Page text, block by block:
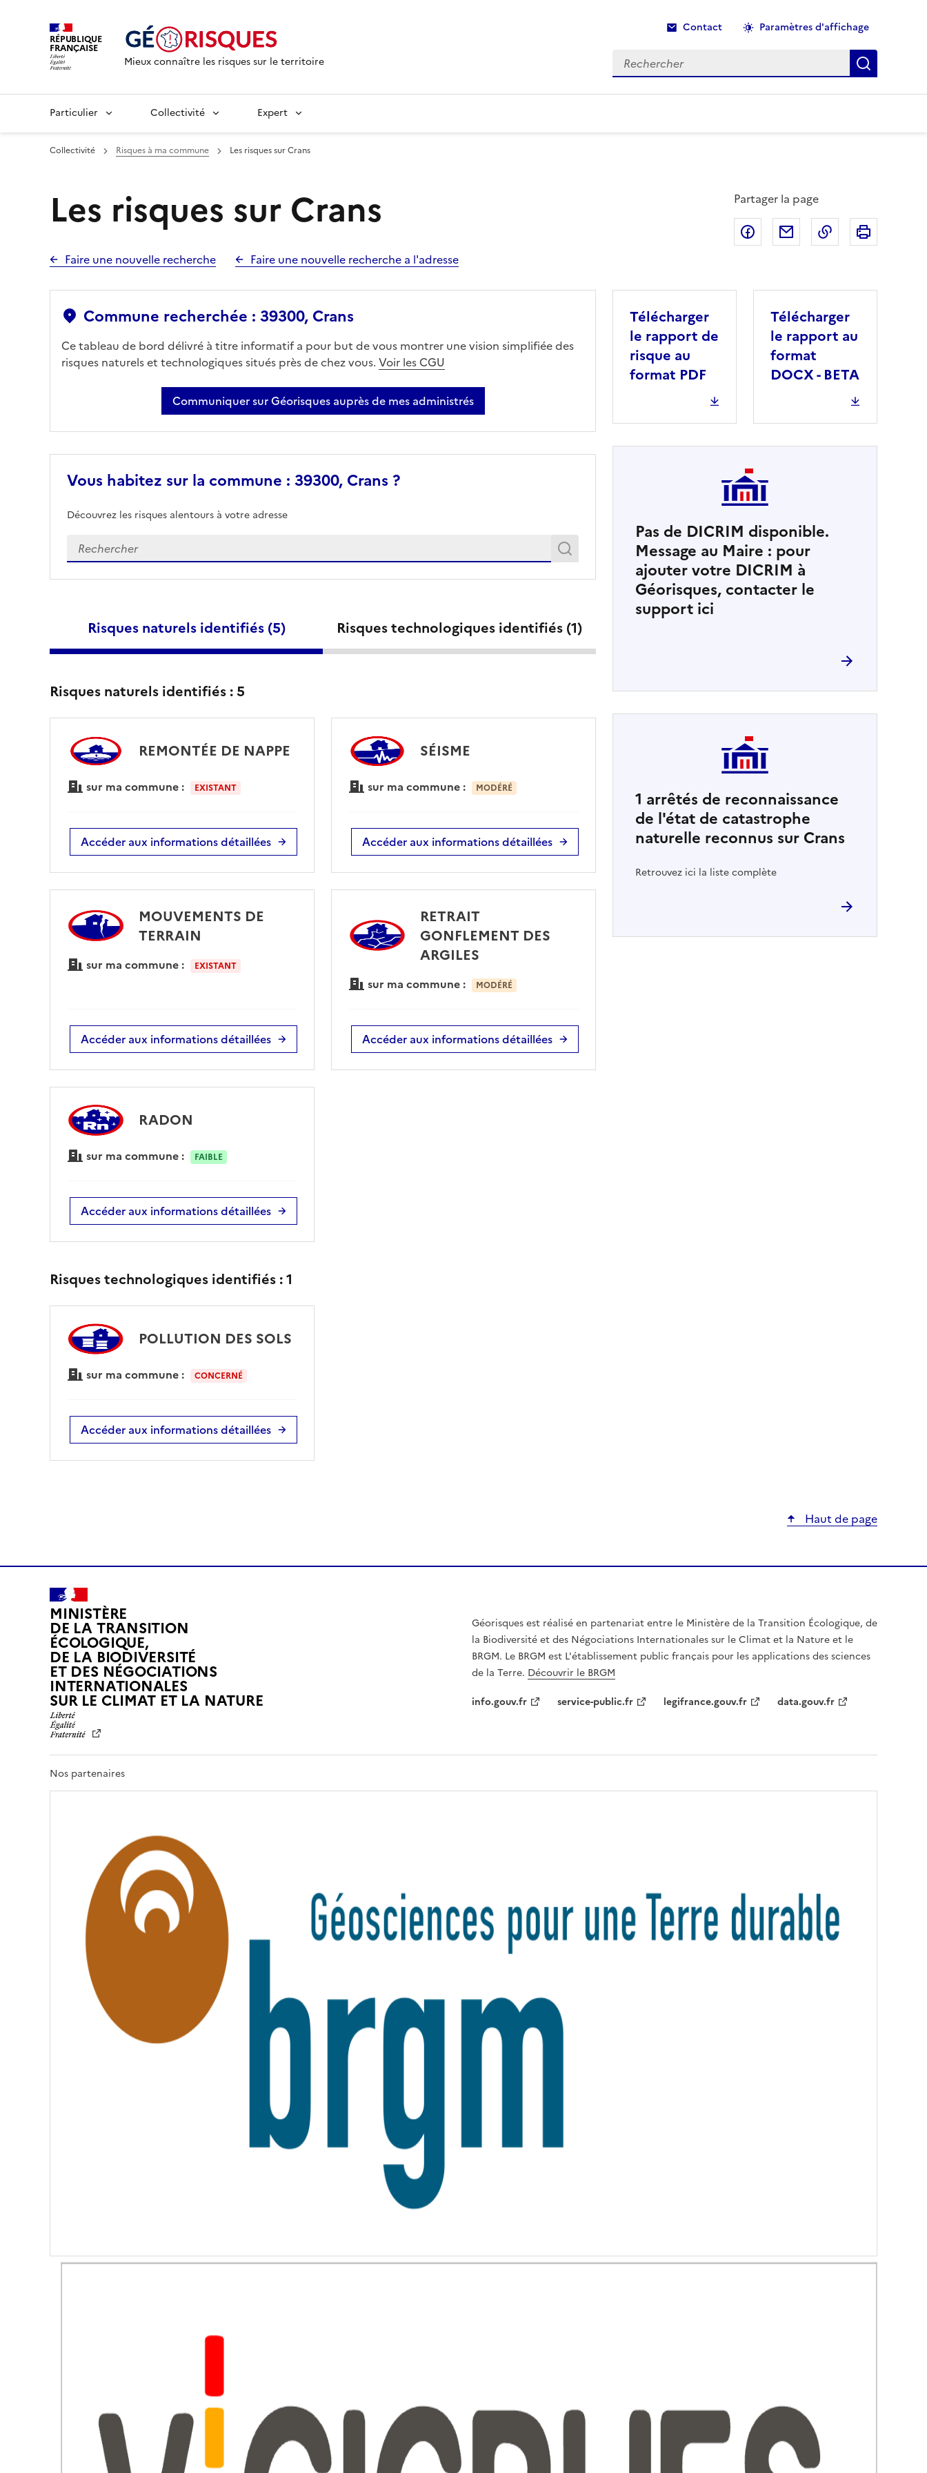
RÉPUBLIQUE
FRANÇAISE
Mieux connaître les risques sur le territoire
Contact Paramètres d'affichage
Rechercher Recherche
Particulier Collectivité Expert
Collectivité Risques à ma commune Les risques sur Crans
Les risques sur Crans
Faire une nouvelle recherche Faire une nouvelle recherche a l'adresse
Partager la page
Partager sur Facebook
Partager par email
Copier dans le
Commune recherchée : 39300, Crans
Ce tableau de bord délivré à titre informatif a pour but de vous montrer une vision simplifiée des
risques naturels et technologiques situés près de chez vous. Voir les CGU
Communiquer sur Géorisques auprès de mes administrés
Vous habitez sur la commune : 39300, Crans ?
Découvrez les risques alentours à votre adresse
Veuillez renseigner votre adresse exacte Rechercher
Recherche
Risques naturels identifiés (5) Risques technologiques identifiés (1)
Risques naturels identifiés :5
REMONTÉE DE NAPPE
sur ma commune : EXISTANT
Accéder aux informations détaillées
SÉISME
sur ma commune : MODÉRÉ
Accéder aux informations détaillées
MOUVEMENTS DE
TERRAIN
sur ma commune : EXISTANT
Accéder aux informations détaillées
RETRAIT
GONFLEMENT DES
ARGILES
sur ma commune : MODÉRÉ
Accéder aux informations détaillées
RADON
sur ma commune : FAIBLE
Accéder aux informations détaillées
Risques technologiques identifiés :1
POLLUTION DES SOLS
sur ma commune : CONCERNÉ
Accéder aux informations détaillées
Télécharger
le rapport de
risque au
format PDF
Télécharger
le rapport au
format
DOCX - BETA
Pas de DICRIM disponible.
Message au Maire : pour
ajouter votre DICRIM à
Géorisques, contacter le
support ici
1 arrêtés de reconnaissance
de l'état de catastrophe
naturelle reconnus sur Crans
Retrouvez ici la liste complète
Haut de page
MINISTÈRE
DE LA TRANSITION
ÉCOLOGIQUE,
DE LA BIODIVERSITÉ
ET DES NÉGOCIATIONS
INTERNATIONALES
SUR LE CLIMAT ET LA NATUREL
R
É
R
R
N
T
Géorisques est réalisé en partenariat entre le Ministère de la Transition Écologique, de
la Biodiversité et des Négociations Internationales sur le Climat et la Nature et le
BRGM. Le BRGM est L'établissement public français pour les applications des sciences
de la Terre. Découvrir le BRGM
info.gouv.fr
service-public.fr legifrance.gouv.fr data.gouv.fr
Nos partenaires